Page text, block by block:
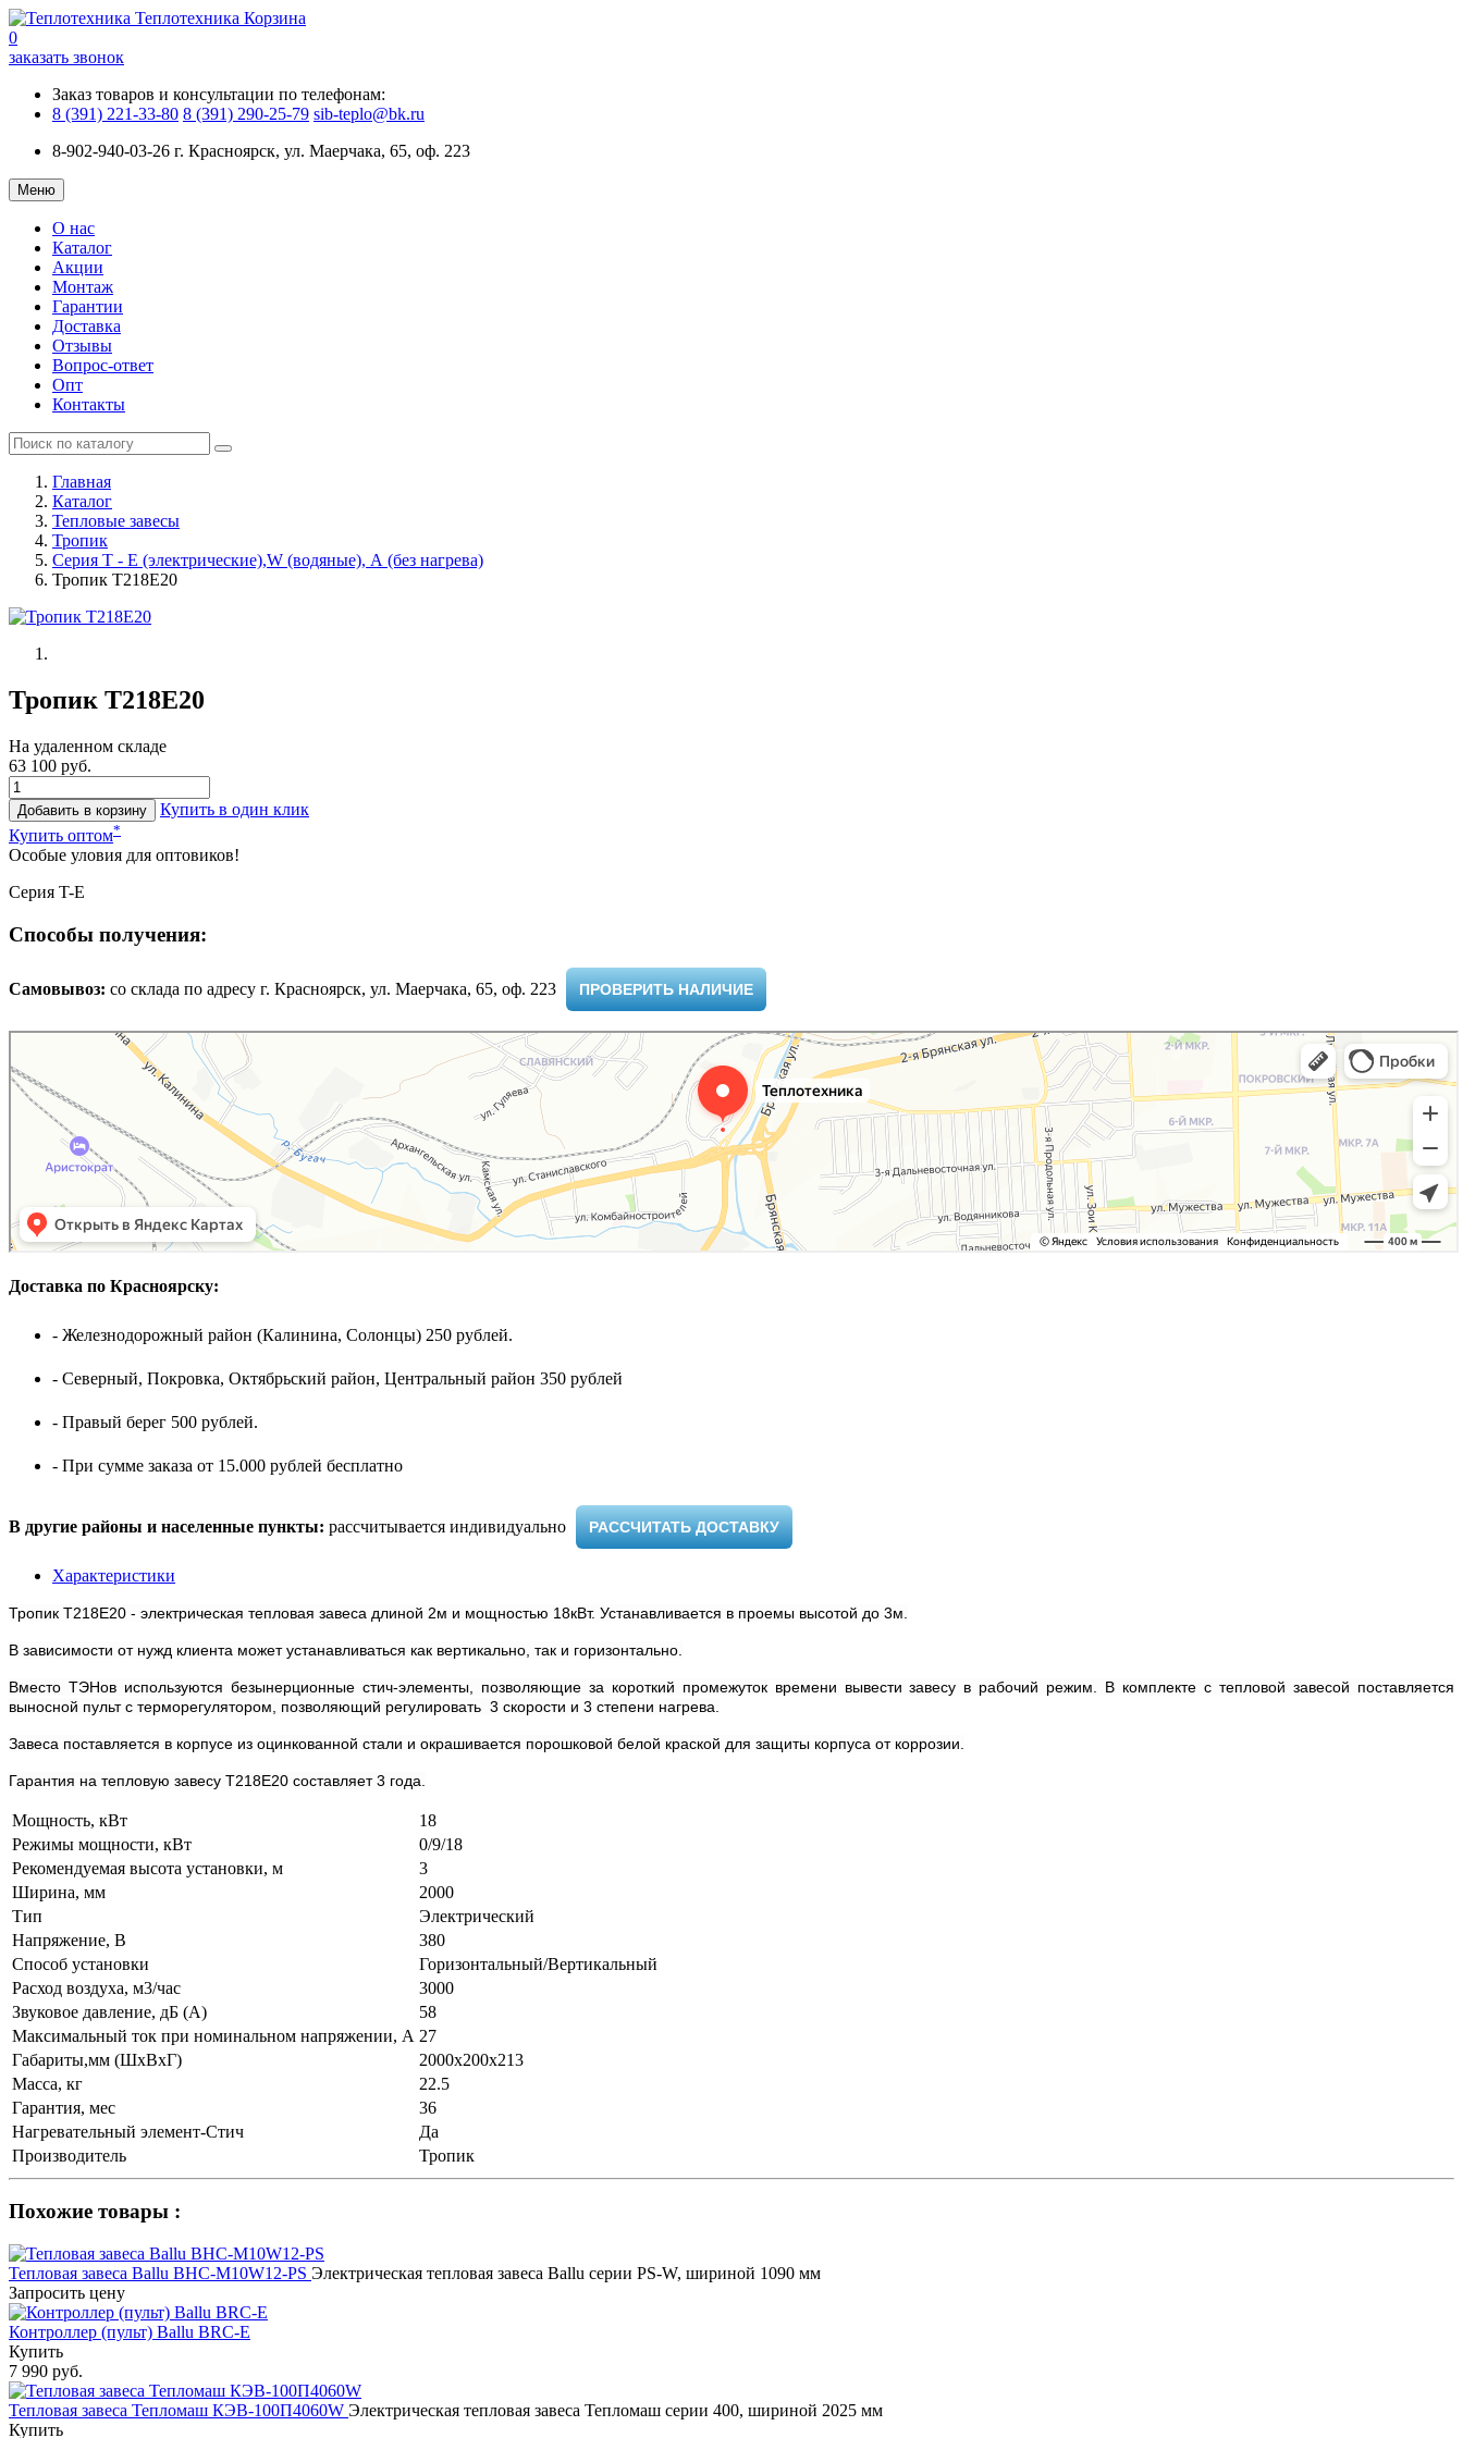
Теплотехника Корзина
0
заказать звонок
Заказ товаров и консультации по телефонам:
8 (391) 221-33-80 8 (391) 290-25-79 sib-teplo@bk.ru
8-902-940-03-26 г. Красноярск, ул. Маерчака, 65, оф. 223
Меню
О нас
Каталог
Акции
Монтаж
Гарантии
Доставка
Отзывы
Вопрос-ответ
Опт
Контакты
Главная
Каталог
Тепловые завесы
Тропик
Серия Т - Е (электрические),W (водяные), А (без нагрева)
Тропик Т218Е20
Тропик Т218Е20
На удаленном складе
63 100 руб.
Добавить в корзину
Купить в один клик
Купить оптом*
Особые уловия для оптовиков!
Серия T-E
Способы получения:
Самовывоз: cо склада по адресу г. Красноярск, ул. Маерчака, 65, оф. 223 ​ ПРОВЕРИТЬ НАЛИЧИЕ
Доставка по Красноярску:
- Железнодорожный район (Калинина, Солонцы) 250 рублей.
- Северный, Покровка, Октябрьский район, Центральный район 350 рублей
- Правый берег 500 рублей.
- При сумме заказа от 15.000 рублей бесплатно
В другие районы и населенные пункты: рассчитывается индивидуально ​ РАССЧИТАТЬ ДОСТАВКУ
Характеристики
Тропик Т218Е20 - электрическая тепловая завеса длиной 2м и мощностью 18кВт. Устанавливается в проемы высотой до 3м.
В зависимости от нужд клиента может устанавливаться как вертикально, так и горизонтально.
Вместо ТЭНов используются безынерционные стич-элементы, позволяющие за короткий промежуток времени вывести завесу в рабочий режим. В комплекте с тепловой завесой поставляется
выносной пульт с терморегулятором, позволяющий регулировать 3 скорости и 3 степени нагрева.
Завеса поставляется в корпусе из оцинкованной стали и окрашивается порошковой белой краской для защиты корпуса от коррозии.
Гарантия на тепловую завесу T218E20 составляет 3 года.
Мощность, кВт
18
Режимы мощности, кВт
0/9/18
Рекомендуемая высота установки, м
3
Ширина, мм
2000
Тип
Электрический
Напряжение, В
380
Способ установки
Горизонтальный/Вертикальный
Расход воздуха, м3/час
3000
Звуковое давление, дБ (A)
58
Максимальный ток при номинальном напряжении, А 27
Габариты,мм (ШхВхГ)
2000х200х213
Масса, кг
22.5
Гарантия, мес
36
Нагревательный элемент-Стич
Да
Производитель
Тропик
Похожие товары :
Тепловая завеса Ballu BHC-M10W12-PS Электрическая тепловая завеса Ballu серии PS-W, шириной 1090 мм
Запросить цену
Контроллер (пульт) Ballu BRC-E
Купить
7 990 руб.
Тепловая завеса Тепломаш КЭВ-100П4060W Электрическая тепловая завеса Тепломаш серии 400, шириной 2025 мм
Купить